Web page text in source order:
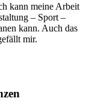
kann meine Arbeit
– Sport –
kann. Auch das
mir.